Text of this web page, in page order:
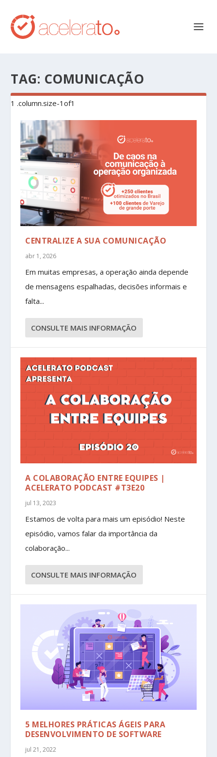
TAG: COMUNICAÇÃO
CENTRALIZE A SUA COMUNICAÇÃO
abr 1, 2026
Em muitas empresas, a operação ainda depende
de mensagens espalhadas, decisões informais e
falta...
CONSULTE MAIS INFORMAÇÃO
A COLABORAÇÃO ENTRE EQUIPES |
ACELERATO PODCAST #T3E20
jul 13, 2023
Estamos de volta para mais um episódio! Neste
episódio, vamos falar da importância da
colaboração...
CONSULTE MAIS INFORMAÇÃO
5 MELHORES PRÁTICAS ÁGEIS PARA
DESENVOLVIMENTO DE SOFTWARE
jul 21, 2022